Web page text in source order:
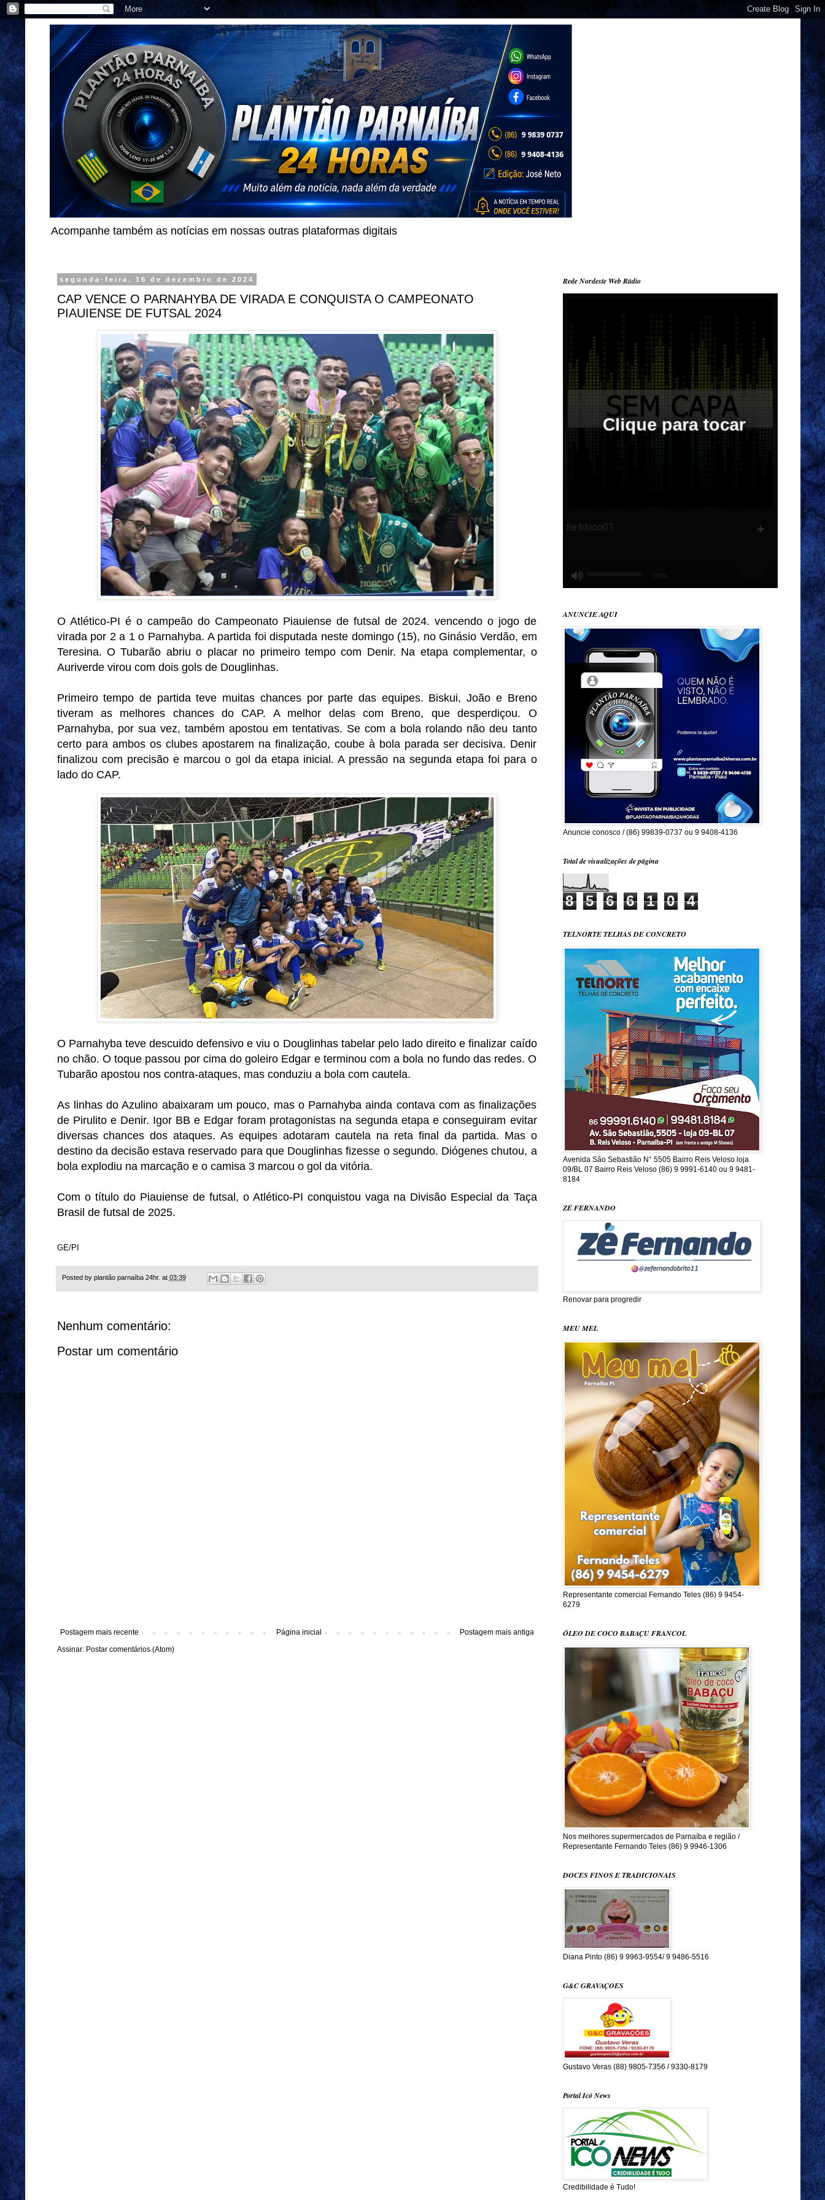
Acompanhe também as notícias em nossas outras plataformas digitais
segunda-feira, 16 de dezembro de 2024
CAP VENCE O PARNAHYBA DE VIRADA E CONQUISTA O CAMPEONATO
PIAUIENSE DE FUTSAL 2024
O Atlético-PI é o campeão do Campeonato Piauiense de futsal de 2024. vencendo o jogo de
virada por 2 a 1 o Parnahyba. A partida foi disputada neste domingo (15), no Ginásio Verdão, em
Teresina. O Tubarão abriu o placar no primeiro tempo com Denir. Na etapa complementar, o
Auriverde virou com dois gols de Douglinhas.
Primeiro tempo de partida teve muitas chances por parte das equipes. Biskui, João e Breno
tiveram as melhores chances do CAP. A melhor delas com Breno, que desperdiçou. O
Parnahyba, por sua vez, também apostou em tentativas. Se com a bola rolando não deu tanto
certo para ambos os clubes apostarem na finalização, coube à bola parada ser decisiva. Denir
finalizou com precisão e marcou o gol da etapa inicial. A pressão na segunda etapa foi para o
lado do CAP.
O Parnahyba teve descuido defensivo e viu o Douglinhas tabelar pelo lado direito e finalizar caído
no chão. O toque passou por cima do goleiro Edgar e terminou com a bola no fundo das redes. O
Tubarão apostou nos contra-ataques, mas conduziu a bola com cautela.
As linhas do Azulino abaixaram um pouco, mas o Parnahyba ainda contava com as finalizações
de Pirulito e Denir. Igor BB e Edgar foram protagonistas na segunda etapa e conseguiram evitar
diversas chances dos ataques. As equipes adotaram cautela na reta final da partida. Mas o
destino da decisão estava reservado para que Douglinhas fizesse o segundo. Diógenes chutou, a
bola explodiu na marcação e o camisa 3 marcou o gol da vitória.
Com o título do Piauiense de futsal, o Atlético-PI conquistou vaga na Divisão Especial da Taça
Brasil de futsal de 2025.
GE/PI
Posted by plantão parnaíba 24hr. at 03:39
Nenhum comentário:
Postar um comentário
Postagem mais recente Postagem mais antiga
Página inicial
Assinar: Postar comentários (Atom)
Rede Nordeste Web Rádio
ANUNCIE AQUI
Anuncie conosco / (86) 99839-0737 ou 9 9408-4136
Total de visualizações de página
8 5 6 6 1 0 4
TELNORTE TELHAS DE CONCRETO
Avenida São Sebastião N° 5505 Bairro Reis Veloso loja
09/BL 07 Bairro Reis Veloso (86) 9 9991-6140 ou 9 9481-
8184
ZÉ FERNANDO
Renovar para progredir
MEU MEL
Representante comercial Fernando Teles (86) 9 9454-
6279
ÓLEO DE COCO BABAÇU FRANCOL
Nos melhores supermercados de Parnaíba e região /
Representante Fernando Teles (86) 9 9946-1306
DOCES FINOS E TRADICIONAIS
Diana Pinto (86) 9 9963-9554/ 9 9486-5516
G&C GRAVAÇOES
Gustavo Veras (88) 9805-7356 / 9330-8179
Portal Icó News
Credibilidade é Tudo!